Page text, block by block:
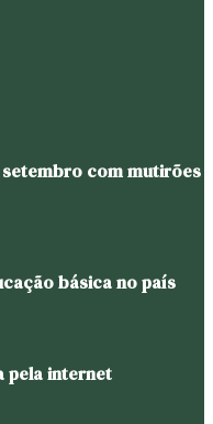
setembro com mutirões
básica no país
pela internet